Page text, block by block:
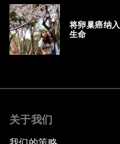
将卵巢癌纳
生命
关于我们